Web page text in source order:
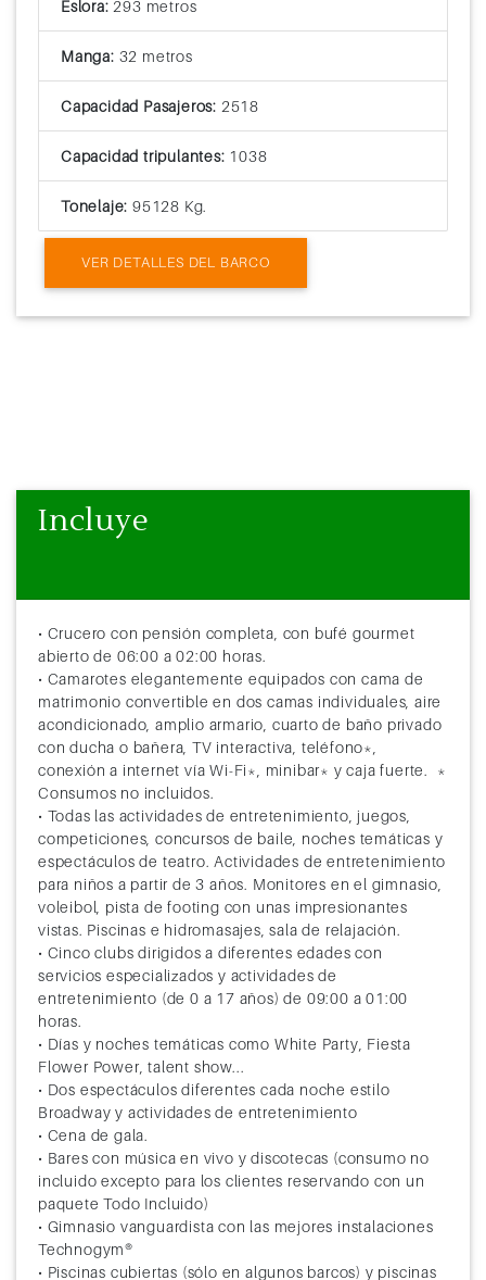
Eslora: 293 metros
Manga: 32 metros
Capacidad Pasajeros: 2518
Capacidad tripulantes: 1038
Tonelaje: 95128 Kg.
VER DETALLES DEL BARCO
Incluye
• Crucero con pensión completa, con bufé gourmet
abierto de 06:00 a 02:00 horas.
• Camarotes elegantemente equipados con cama de
matrimonio convertible en dos camas individuales, aire
acondicionado, amplio armario, cuarto de baño privado
con ducha o bañera, TV interactiva, teléfono*,
conexión a internet vía Wi-Fi*, minibar* y caja fuerte. *
Consumos no incluidos.
• Todas las actividades de entretenimiento, juegos,
competiciones, concursos de baile, noches temáticas y
espectáculos de teatro. Actividades de entretenimiento
para niños a partir de 3 años. Monitores en el gimnasio,
voleibol, pista de footing con unas impresionantes
vistas. Piscinas e hidromasajes, sala de relajación.
• Cinco clubs dirigidos a diferentes edades con
servicios especializados y actividades de
entretenimiento (de 0 a 17 años) de 09:00 a 01:00
horas.
• Días y noches temáticas como White Party, Fiesta
Flower Power, talent show...
• Dos espectáculos diferentes cada noche estilo
Broadway y actividades de entretenimiento
• Cena de gala.
• Bares con música en vivo y discotecas (consumo no
incluido excepto para los clientes reservando con un
paquete Todo Incluido)
• Gimnasio vanguardista con las mejores instalaciones
Technogym®
• Piscinas cubiertas (sólo en algunos barcos) y piscinas